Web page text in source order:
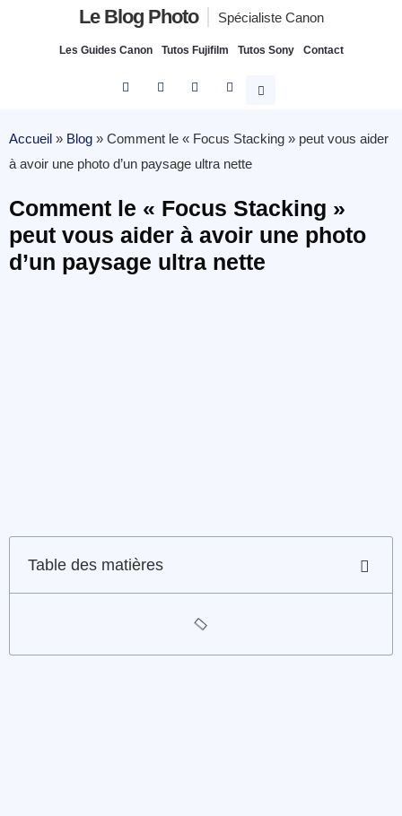
Le Blog Photo Spécialiste Canon
Les Guides Canon Tutos Fujifilm Tutos Sony Contact
Accueil » Blog » Comment le « Focus Stacking » peut vous aider
à avoir une photo d’un paysage ultra nette
Comment le « Focus Stacking »
peut vous aider à avoir une photo
d’un paysage ultra nette
Table des matières